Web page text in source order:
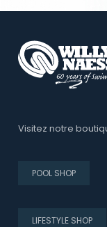
Visitez notre
POOL SHOP
LIFESTYLE SHOP